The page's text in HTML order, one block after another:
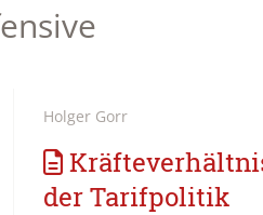
Holger Gorr
der Tarifpolitik